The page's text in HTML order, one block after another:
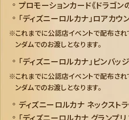
プロモーションカード《ドラゴン
「ディズニーロルカナ」ロアカウ
これまでに公認店イベントで配布さ
ンダムでのお渡しとなります。
「ディズニーロルカナ」ピンバッジ
これまでに公認店イベントで配布さ
ンダムでのお渡しとなります。
ディズニーロルカナ ネックスト
「ディズニーロルカナ グランプ